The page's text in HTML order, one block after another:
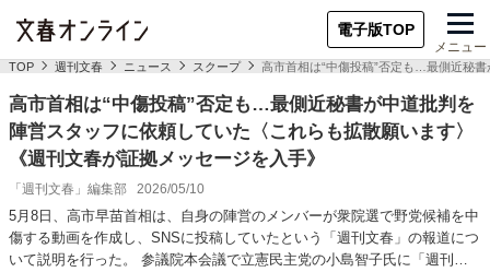
電子版TOP
メニュー
TOP 週刊文春 ニュース スクープ 高市首相は“中傷投稿”否定も…最側近秘
高市首相は“中傷投稿”否定も…最側近秘書が中道批判を
陣営スタッフに依頼していた〈これらも拡散願います〉
《週刊文春が証拠メッセージを入手》
「週刊文春」編集部 2026/05/10
5月8日、高市早苗首相は、自身の陣営のメンバーが衆院選で野党候補を中
傷する動画を作成し、SNSに投稿していたという「週刊文春」の報道につ
いて説明を行った。 参議院本会議で立憲民主党の小島智子氏に「週刊文